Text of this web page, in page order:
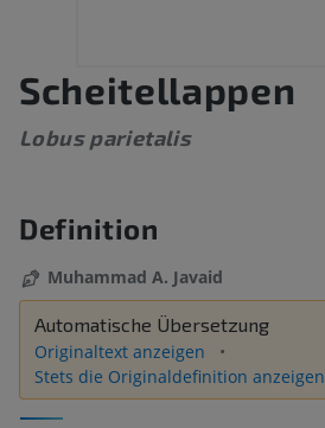
Scheitellappen
Lobus parietalis
Definition
Muhammad A. Javaid
Automatische Übersetzung
Originaltext anzeigen
Stets die Originaldefinition anzeigen